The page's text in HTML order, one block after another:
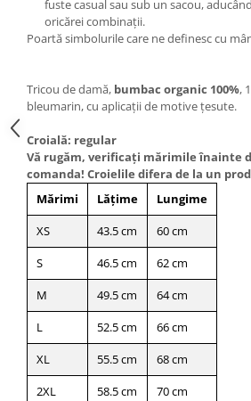
fuste casual sau sub un sacou,
oricărei combinații.
Poartă simbolurile care ne definesc cu
Tricou de damă, bumbac organic 100%,
bleumarin, cu aplicații de motive țesute.
Croială: regular
Vă rugăm, verificaţi mărimile înainte
comanda! Croielile difera de la un
Mărimi
Lățime
Lungime
XS
43.5 cm
60 cm
S
46.5 cm
62 cm
M
49.5 cm
64 cm
L
52.5 cm
66 cm
XL
55.5 cm
68 cm
2XL
58.5 cm 70 cm